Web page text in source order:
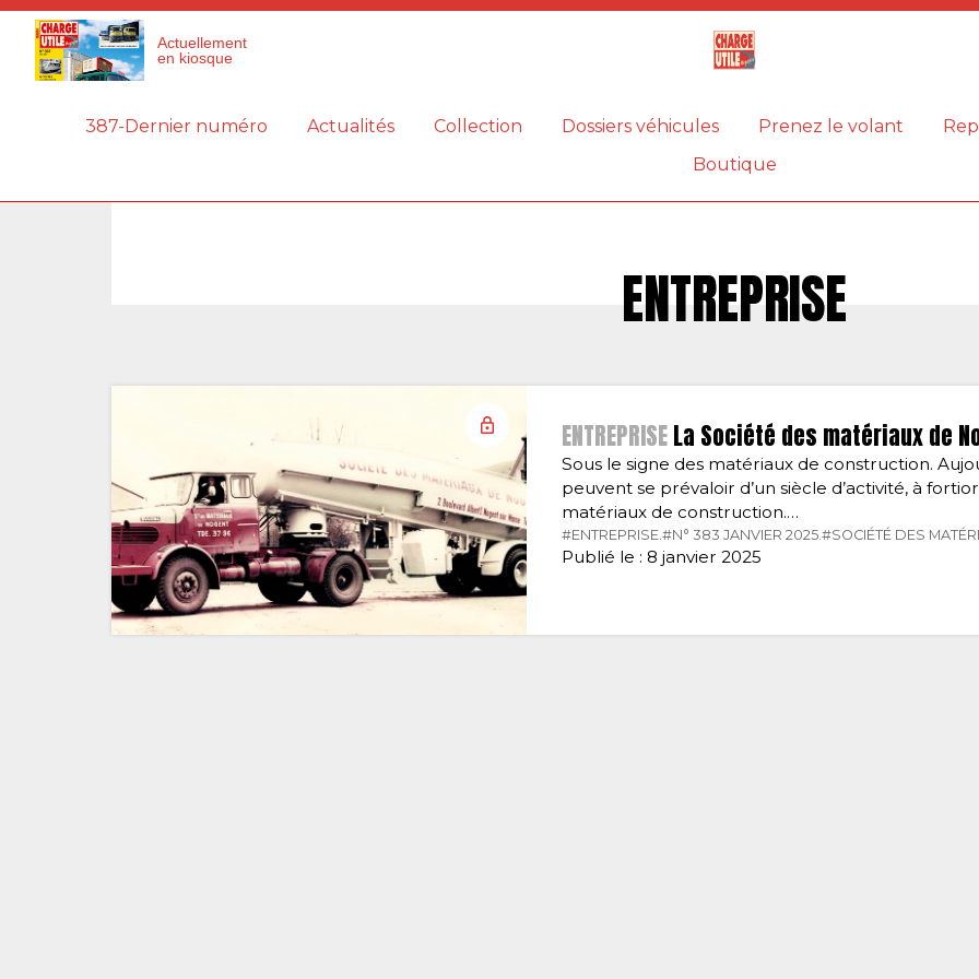
Actuellement
en kiosque
387-Dernier numéro Actualités Collection Dossiers véhicules Prenez le volant
Boutique
ENTREPRISE
ENTREPRISELa Société des matériaux de
Sous le signe des matériaux de construction.
peuvent se prévaloir d’un siècle d’activité, à
matériaux de construction.…
#ENTREPRISE. #N° 383 JANVIER 2025. #SOCIÉTÉ DES
Publié le : 8 janvier 2025
Panneau de gestion des cookies